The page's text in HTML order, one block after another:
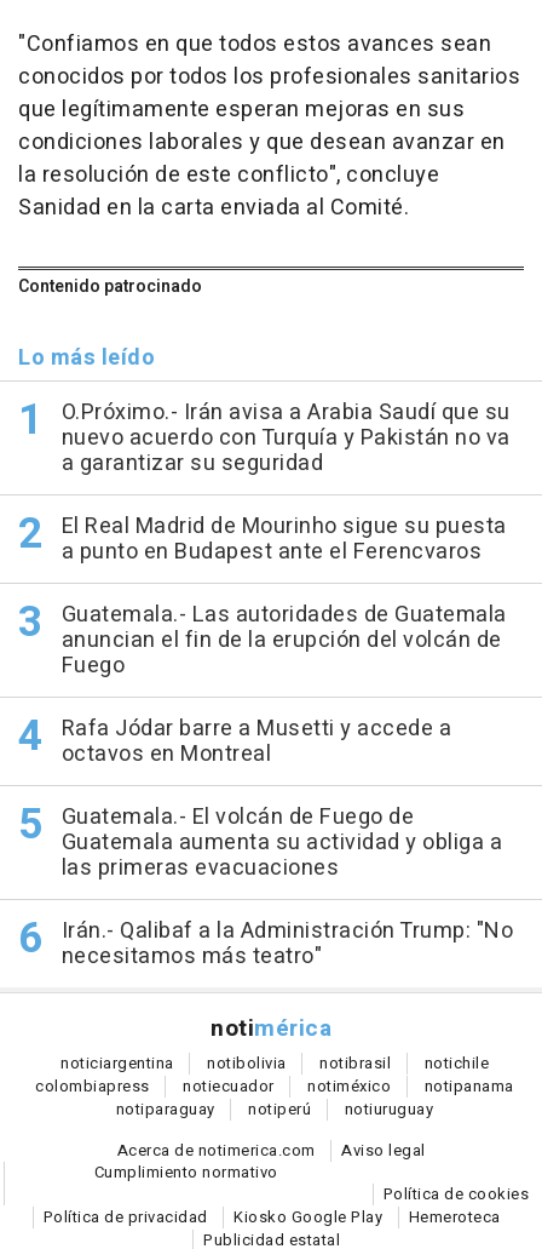
"Confiamos en que todos estos avances sean
conocidos por todos los profesionales sanitarios
que legítimamente esperan mejoras en sus
condiciones laborales y que desean avanzar en
la resolución de este conflicto", concluye
Sanidad en la carta enviada al Comité.
Contenido patrocinado
Lo más leído
O.Próximo.- Irán avisa a Arabia Saudí que su
nuevo acuerdo con Turquía y Pakistán no va
a garantizar su seguridad
El Real Madrid de Mourinho sigue su puesta
a punto en Budapest ante el Ferencvaros
Guatemala.- Las autoridades de Guatemala
anuncian el fin de la erupción del volcán de
Fuego
Rafa Jódar barre a Musetti y accede a
octavos en Montreal
Guatemala.- El volcán de Fuego de
Guatemala aumenta su actividad y obliga a
las primeras evacuaciones
Irán.- Qalibaf a la Administración Trump: "No
necesitamos más teatro"
notimérica
noticiargentina notibolivia notibrasil notichile
colombiapress notiecuador notiméxico notipanama
notiparaguay notiperú notiuruguay
Acerca de notimerica.com
Aviso legal
Cumplimiento normativo
Política de cookies
Política de privacidad
Kiosko Google Play
Hemeroteca
Publicidad estatal